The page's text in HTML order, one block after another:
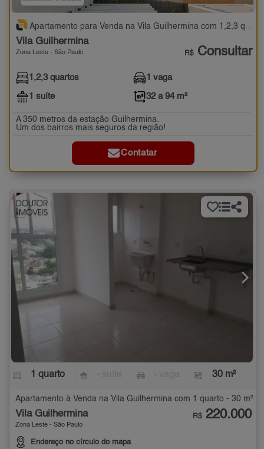
Apartamento para Venda na Vila Guilhermina com 1,2,3 quartos - 32 a 94 m²
Vila Guilhermina
Zona Leste - São Paulo R$ Consultar
1,2,3 quartos
1 suíte
1 vaga
32 a 94 m²
A 350 metros da estação Guilhermina.
Um dos bairros mais seguros da região!
Contatar
1 quarto 30 m²
Apartamento à Venda na Vila Guilhermina com 1 quarto - 30 m²
Vila Guilhermina
Zona Leste - São Paulo
Endereço no círculo do mapa
R$ 220.000